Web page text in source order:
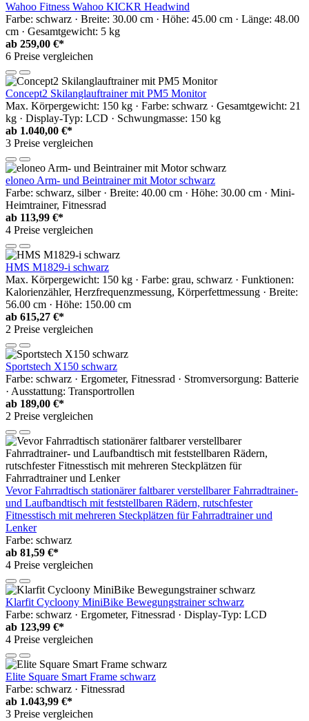
Wahoo Fitness Wahoo KICKR Headwind
Farbe: schwarz · Breite: 30.00 cm · Höhe: 45.00 cm · Länge: 48.00
cm · Gesamtgewicht: 5 kg
ab 259,00 €*
6 Preise vergleichen
Concept2 Skilanglauftrainer mit PM5 Monitor
Max. Körpergewicht: 150 kg · Farbe: schwarz · Gesamtgewicht: 21
kg · Display-Typ: LCD · Schwungmasse: 150 kg
ab 1.040,00 €*
3 Preise vergleichen
eloneo Arm- und Beintrainer mit Motor schwarz
Farbe: schwarz, silber · Breite: 40.00 cm · Höhe: 30.00 cm · Mini-
Heimtrainer, Fitnessrad
ab 113,99 €*
4 Preise vergleichen
HMS M1829-i schwarz
Max. Körpergewicht: 150 kg · Farbe: grau, schwarz · Funktionen:
Kalorienzähler, Herzfrequenzmessung, Körperfettmessung · Breite:
56.00 cm · Höhe: 150.00 cm
ab 615,27 €*
2 Preise vergleichen
Sportstech X150 schwarz
Farbe: schwarz · Ergometer, Fitnessrad · Stromversorgung: Batterie
· Ausstattung: Transportrollen
ab 189,00 €*
2 Preise vergleichen
Vevor Fahrradtisch stationärer faltbarer verstellbarer Fahrradtrainer-
und Laufbandtisch mit feststellbaren Rädern, rutschfester
Fitnesstisch mit mehreren Steckplätzen für Fahrradtrainer und
Lenker
Farbe: schwarz
ab 81,59 €*
4 Preise vergleichen
Klarfit Cycloony MiniBike Bewegungstrainer schwarz
Farbe: schwarz · Ergometer, Fitnessrad · Display-Typ: LCD
ab 123,99 €*
4 Preise vergleichen
Elite Square Smart Frame schwarz
Farbe: schwarz · Fitnessrad
ab 1.043,99 €*
3 Preise vergleichen